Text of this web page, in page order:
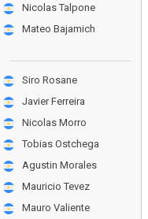
Nicolas Talpone
Mateo Bajamich
Siro Rosane
Javier Ferreira
Nicolas Morro
Tobias Ostchega
Agustin Morales
Mauricio Tevez
Mauro Valiente